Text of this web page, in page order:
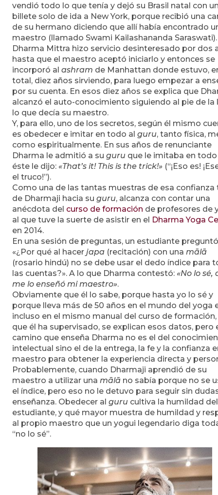
vendió todo lo que tenía y dejó su Brasil natal con
billete solo de ida a New York, porque recibió una
de su hermano diciendo que allí había encontrado
maestro (llamado Swami Kailashananda Saraswati).
Dharma Mittra hizo servicio desinteresado por dos
hasta que el maestro aceptó iniciarlo y entonces se
incorporó al ashram de Manhattan donde estuvo,
total, diez años sirviendo, para luego empezar a
por su cuenta. En esos diez años se explica que
alcanzó el auto-conocimiento siguiendo al pie de la
lo que decía su maestro.
Y, para ello, uno de los secretos, según él mismo
es obedecer e imitar en todo al guru, tanto física,
como espiritualmente. En sus años de renunciante
Dharma le admitió a su guru que le imitaba en todo
éste le dijo: «That’s it! This is the trick!» (“¡Eso es!
el truco!”).
Como una de las tantas muestras de esa
de Dharmaji hacia su guru, alcanza con contar una
anécdota del curso de formación de profesores de
al que tuve la suerte de asistir en el Dharma Yoga
en 2014.
En una sesión de preguntas, un estudiante
«¿Por qué al hacer japa (recitación) con una mālā
(rosario hindú) no se debe usar el dedo índice para
las cuentas?». A lo que Dharma contestó: «No lo sé,
me lo enseñó mi maestro».
Obviamente que él lo sabe, porque hasta yo lo sé y
porque lleva más de 50 años en el mundo del yoga
incluso en el mismo manual del curso de formación,
que él ha supervisado, se explican esos datos, pero
camino que enseña Dharma no es el del
intelectual sino el de la entrega, la fe y la confianza
maestro para obtener la experiencia directa y
Probablemente, cuando Dharmaji aprendió de su
maestro a utilizar una mālā no sabía porque no se
el índice, pero eso no le detuvo para seguir sin
enseñanza. Obedecer al guru cultiva la humildad del
estudiante, y qué mayor muestra de humildad y
al propio maestro que un yogui legendario diga
“no lo sé”.